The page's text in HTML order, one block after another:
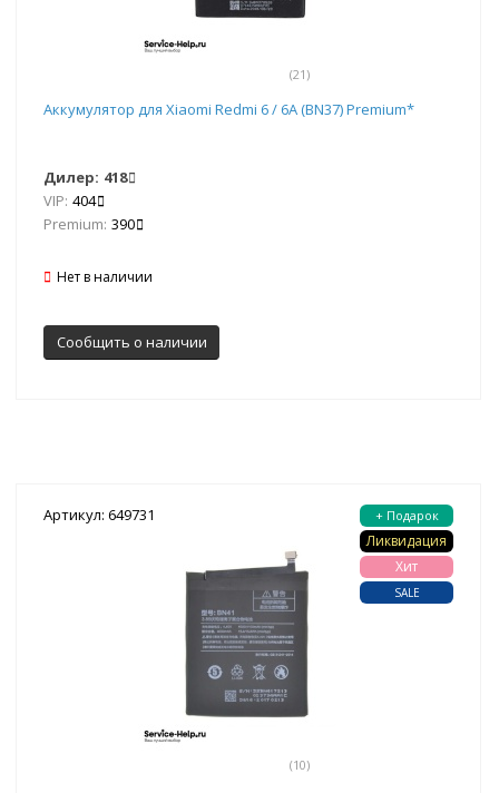
(21)
Аккумулятор для Xiaomi Redmi 6 / 6A (BN37) Premium*
Дилер: 418
VIP: 404
Premium: 390
Нет в наличии
Сообщить о наличии
Артикул: 649731
(10)
+ Подарок
Ликвидация
Хит
SALE